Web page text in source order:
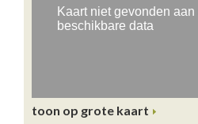
toon op grote kaart